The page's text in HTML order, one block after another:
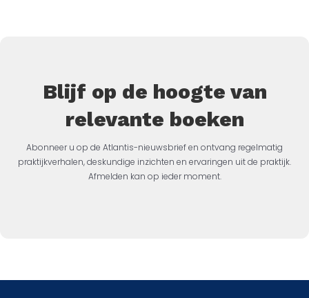
Blijf op de hoogte van
relevante boeken
Abonneer u op de Atlantis-nieuwsbrief en ontvang regelmatig
praktijkverhalen, deskundige inzichten en ervaringen uit de praktijk.
Afmelden kan op ieder moment.